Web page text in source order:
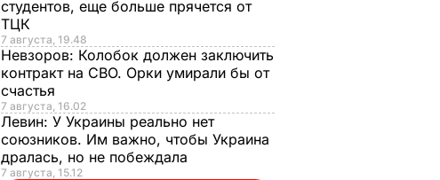
студентов, еще больше прячется от
ТЦК
7 августа, 19.48
Невзоров: Колобок должен заключить
контракт на СВО. Орки умирали бы от
счастья
7 августа, 16.02
Левин: У Украины реально нет
союзников. Им важно, чтобы Украина
дралась, но не побеждала
7 августа, 15.12